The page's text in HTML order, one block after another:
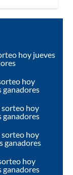
hoy jueves
hoy
ganadores
sorteo hoy
ganadores
sorteo hoy
ganadores
hoy
ganadores